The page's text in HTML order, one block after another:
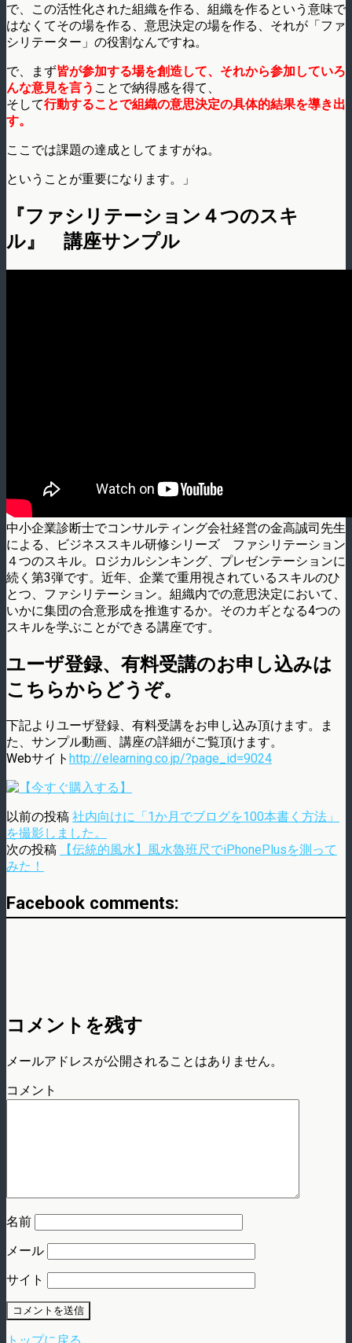
で、この活性化された組織を作る、組織を作るという意味で
はなくてその場を作る、意思決定の場を作る、それが「ファ
シリテーター」の役割なんですね。
で、まず皆が参加する場を創造して、それから参加していろ
んな意見を言う ことで納得感を得て、
そして行動することで組織の意思決定の具体的結果を導き出
す。
ここでは課題の達成としてますがね。
ということが重要になります。」
『ファシリテーション４つのスキ
ル』 講座サンプル
中小企業診断士でコンサルティング会社経営の金高誠司先生
による、ビジネススキル研修シリーズ ファシリテーション
４つのスキル。ロジカルシンキング、プレゼンテーションに
続く第3弾です。近年、企業で重用視されているスキルのひ
とつ、ファシリテーション。組織内での意思決定において、
いかに集団の合意形成を推進するか。そのカギとなる4つの
スキルを学ぶことができる講座です。
ユーザ登録、有料受講のお申し込みは
こちらからどうぞ。
下記よりユーザ登録、有料受講をお申し込み頂けます。ま
た、サンプル動画、講座の詳細がご覧頂けます。
Webサイト http://elearning.co.jp/?page_id=9024
以前の投稿 社内向けに「1か月でブログを100本書く方法」
を撮影しました。
次の投稿
【伝統的風水】風水魯班尺でiPhonePlusを測って
みた！
Facebook comments:
コメントを残す
メールアドレスが公開されることはありません。
コメント
名前
メール
サイト